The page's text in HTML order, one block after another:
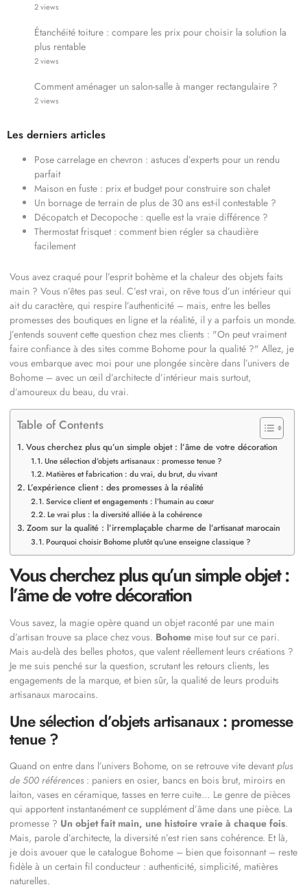
Vous avez craqué pour l’esprit bohème et la chaleur des objets faits
main ? Vous n’êtes pas seul. C’est vrai, on rêve tous d’un intérieur qui
ait du caractère, qui respire l’authenticité – mais, entre les belles
promesses des boutiques en ligne et la réalité, il y a parfois un monde.
J’entends souvent cette question chez mes clients : On peut vraiment
faire confiance à des sites comme Bohome pour la qualité ? Allez, je
vous embarque avec moi pour une plongée sincère dans l’univers de
Bohome – avec un œil d’architecte d’intérieur mais surtout,
d’amoureux du beau, du vrai.
Table of Contents
Vous cherchez plus qu’un simple objet : l’âme de votre décoration
Une sélection d’objets artisanaux : promesse tenue ?
Matières et fabrication : du vrai, du brut, du vivant
L’expérience client : des promesses à la réalité
Service client et engagements : l’humain au cœur
Le vrai plus : la diversité alliée à la cohérence
Zoom sur la qualité : l’irremplaçable charme de l’artisanat marocain
Pourquoi choisir Bohome plutôt qu’une enseigne classique ?
Vous cherchez plus qu’un simple objet :
l’âme de votre décoration
Vous savez, la magie opère quand un objet raconté par une main
d’artisan trouve sa place chez vous. Bohome mise tout sur ce pari.
Mais au-delà des belles photos, que valent réellement leurs créations ?
Je me suis penché sur la question, scrutant les retours clients, les
engagements de la marque, et bien sûr, la qualité de leurs produits
artisanaux marocains.
Une sélection d’objets artisanaux : promesse
tenue ?
Quand on entre dans l’univers Bohome, on se retrouve vite devant plus
de 500 références: paniers en osier, bancs en bois brut, miroirs en
laiton, vases en céramique, tasses en terre cuite… Le genre de pièces
qui apportent instantanément ce supplément d’âme dans une pièce. La
promesse ? Un objet fait main, une histoire vraie à chaque fois.
Mais, parole d’architecte, la diversité n’est rien sans cohérence. Et là,
je dois avouer que le catalogue Bohome – bien que foisonnant – reste
fidèle à un certain fil conducteur : authenticité, simplicité, matières
naturelles.
2 views
Étanchéité toiture : compare les prix pour choisir la solution la
plus rentable
2 views
Comment aménager un salon-salle à manger rectangulaire ?
2 views
Les derniers articles
Pose carrelage en chevron : astuces d’experts pour un rendu
parfait
Maison en fuste : prix et budget pour construire son chalet
Un bornage de terrain de plus de 30 ans est-il contestable ?
Décopatch et Decopoche : quelle est la vraie différence ?
Thermostat frisquet : comment bien régler sa chaudière
facilement